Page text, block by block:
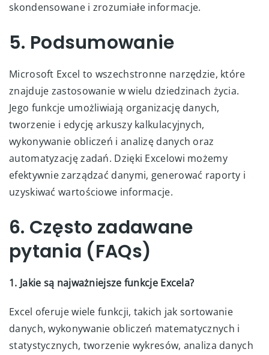
skondensowane i zrozumiałe informacje.
5. Podsumowanie
Microsoft Excel to wszechstronne narzędzie, które
znajduje zastosowanie w wielu dziedzinach życia.
Jego funkcje umożliwiają organizację danych,
tworzenie i edycję arkuszy kalkulacyjnych,
wykonywanie obliczeń i analizę danych oraz
automatyzację zadań. Dzięki Excelowi możemy
efektywnie zarządzać danymi, generować raporty i
uzyskiwać wartościowe informacje.
6. Często zadawane
pytania (FAQs)
1. Jakie są najważniejsze funkcje Excela?
Excel oferuje wiele funkcji, takich jak sortowanie
danych, wykonywanie obliczeń matematycznych i
statystycznych, tworzenie wykresów, analiza danych